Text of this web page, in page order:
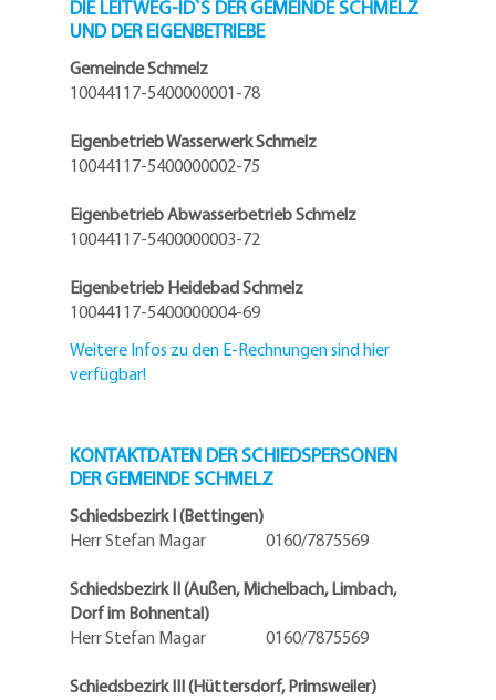
DIE LEITWEG-ID`S DER GEMEINDE SCHMELZ
UND DER EIGENBETRIEBE
Gemeinde Schmelz
10044117-5400000001-78
Eigenbetrieb Wasserwerk Schmelz
10044117-5400000002-75
Eigenbetrieb Abwasserbetrieb Schmelz
10044117-5400000003-72
Eigenbetrieb Heidebad Schmelz
10044117-5400000004-69
Weitere Infos zu den E-Rechnungen sind hier
verfügbar!
KONTAKTDATEN DER SCHIEDSPERSONEN
DER GEMEINDE SCHMELZ
Schiedsbezirk I (Bettingen)
Herr Stefan Magar 0160/7875569
Schiedsbezirk II (Außen, Michelbach, Limbach,
Dorf im Bohnental)
Herr Stefan Magar 0160/7875569
Schiedsbezirk III (Hüttersdorf, Primsweiler)